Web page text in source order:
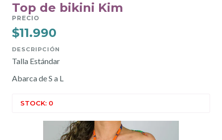
Top de bikini Kim
PRECIO
$11.990
DESCRIPCIÓN
Talla Estándar
Abarca de S a L
STOCK: 0